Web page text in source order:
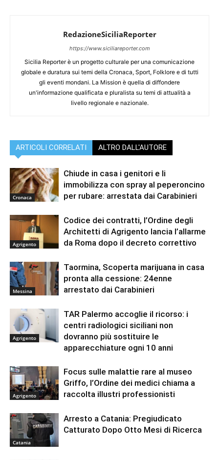
RedazioneSiciliaReporter
https://www.siciliareporter.com
Sicilia Reporter è un progetto culturale per una comunicazione
globale e duratura sui temi della Cronaca, Sport, Folklore e di tutti
gli eventi mondani. La Mission è quella di diffondere
un'informazione qualificata e pluralista su temi di attualità a
livello regionale e nazionale.
ARTICOLI CORRELATI ALTRO DALL'AUTORE
Cronaca
Chiude in casa i genitori e li
immobilizza con spray al peperoncino
per rubare: arrestata dai Carabinieri
Agrigento
Codice dei contratti, l’Ordine degli
Architetti di Agrigento lancia l’allarme
da Roma dopo il decreto correttivo
Messina
Taormina, Scoperta marijuana in casa
pronta alla cessione: 24enne
arrestato dai Carabinieri
Agrigento
TAR Palermo accoglie il ricorso: i
centri radiologici siciliani non
dovranno più sostituire le
apparecchiature ogni 10 anni
Agrigento
Focus sulle malattie rare al museo
Griffo, l’Ordine dei medici chiama a
raccolta illustri professionisti
Catania
Arresto a Catania: Pregiudicato
Catturato Dopo Otto Mesi di Ricerca